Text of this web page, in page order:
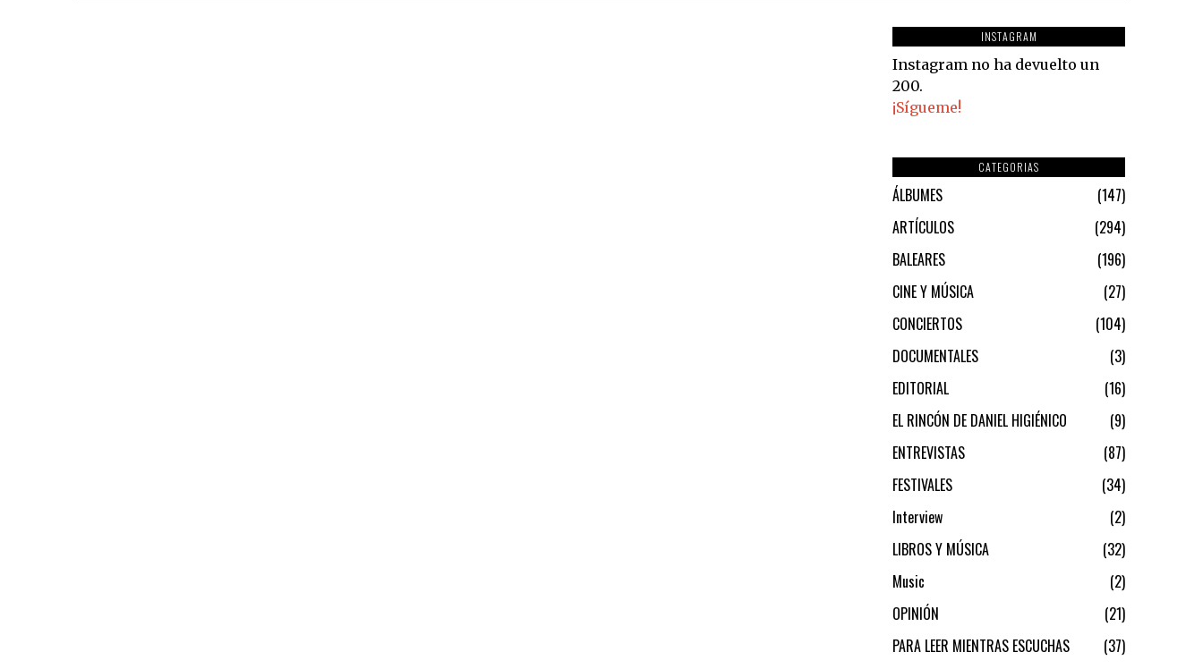
INSTAGRAM
Instagram no ha devuelto un
200.
¡Sígueme!
CATEGORIAS
ÁLBUMES
147
ARTÍCULOS
294
BALEARES
196
CINE Y MÚSICA
27
CONCIERTOS
104
DOCUMENTALES
3
EDITORIAL
16
EL RINCÓN DE DANIEL HIGIÉNICO
9
ENTREVISTAS
87
FESTIVALES
34
Interview
2
LIBROS Y MÚSICA
32
Music
2
OPINIÓN
21
PARA LEER MIENTRAS ESCUCHAS
37